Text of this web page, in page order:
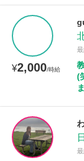
¥2,000/時給
(